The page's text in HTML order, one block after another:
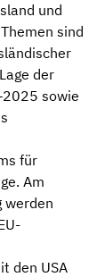
und
sind
der
sowie
für
Am
werden
den USA